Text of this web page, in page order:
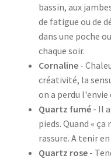
bassin, aux
de fatigue ou de
dans une poche
chaque soir.
Cornaline -
créativité, la
on a perdu
Quartz fumé - Il
pieds. Quand «
rassure. A tenir
Quartz rose -